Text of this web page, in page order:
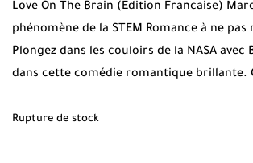
Love On The Brain (Édition Francaise)
phénomène de la STEM Romance à ne pas
Plongez dans les couloirs de la NASA avec
dans cette comédie romantique brillante.
Livraison Gratuite ainsi que du Paiement à
Rupture de stock